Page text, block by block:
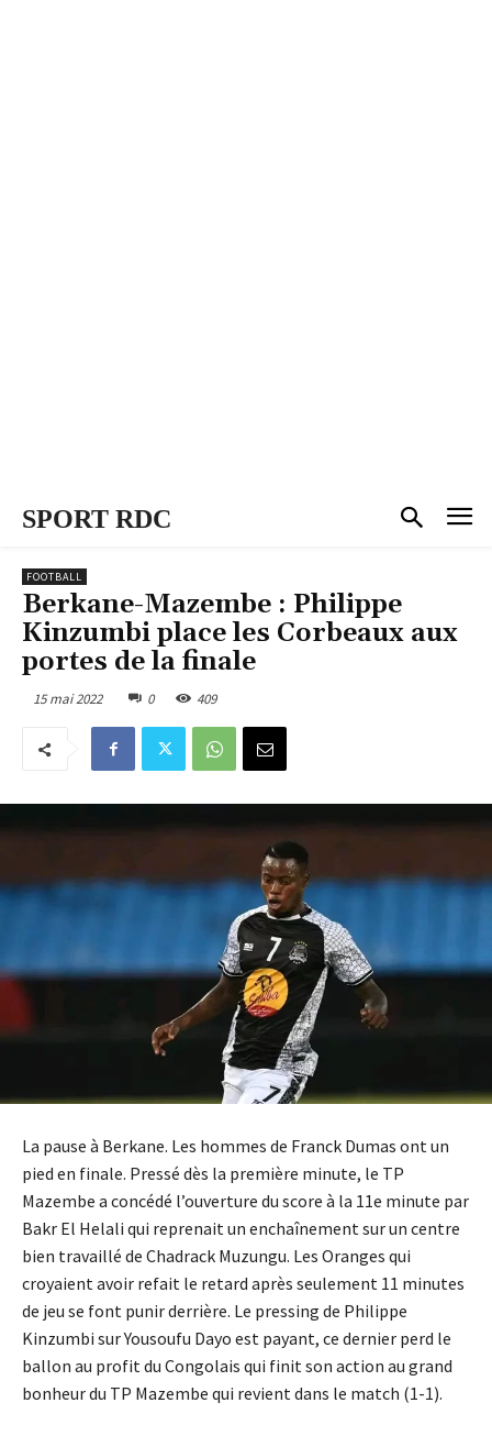
SPORT RDC
FOOTBALL
Berkane-Mazembe : Philippe
Kinzumbi place les Corbeaux aux
portes de la finale
15 mai 2022 0 409
La pause à Berkane. Les hommes de Franck Dumas ont un
pied en finale. Pressé dès la première minute, le TP
Mazembe a concédé l’ouverture du score à la 11e minute par
Bakr El Helali qui reprenait un enchaînement sur un centre
bien travaillé de Chadrack Muzungu. Les Oranges qui
croyaient avoir refait le retard après seulement 11 minutes
de jeu se font punir derrière. Le pressing de Philippe
Kinzumbi sur Yousoufu Dayo est payant, ce dernier perd le
ballon au profit du Congolais qui finit son action au grand
bonheur du TP Mazembe qui revient dans le match (1-1).